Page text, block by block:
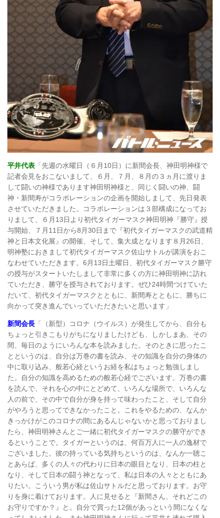
平井代表 「先週の水曜日（６月10日）に新間会長、神田明神様で
記者会見をおこないまして、６月、７月、８月の３ヵ月に渡りま
して闘いの神様であります神田明神様と、同じく闘いの神、闘
神・新間寿がコラボレーションの企画を開始しまして、先日発表
させていただきました。コラボレーションは３部構成になってお
りまして、６月13日より初代タイガーマスク神田明神『勝守』授
与開始、７月11日から8月30日まで『初代タイガーマスクの武道精
神と日本文化展』の開催、そして、集大成となります８月26日、
明神塾におきまして初代タイガーマスク佐山サトルが講演をおこ
なわせていただきます。6月13日土曜日、初代タイガーマスク勝守
の授与がスタートいたしまして非常に多くの方に神田明神に訪れ
ていただき、勝守を授与されております。ぜひ24時間つけていた
だいて、初代タイガーマスクとともに、新間寿とともに、勝ちに
向かって突き進んでいっていただきたいと思います」
新間会長 「（新型）コロナ（ウイルス）が発生してから、自分も
ちょっと引きこもりがちになりましたけども、しかしまあ、その
間、毎日のようにいろんな本を読みました。そのときに思ったこ
とというのは、自分は万巻の書を読み、その知識を自分の身体の
中に取り込み、般若心経というお経を私はちょっと勉強しまし
た。自分の知識を高めるための般若心経でございます。万巻の書
を読んで、それを心の中にとどめて、いろんな場所で、いろんな
人の前で、その中で自分が身を持って味わったこと、そして自分
がやろうと思ってできなかったこと。これをやるための、なんか
きっかけがこのコロナの間にあるんじゃないかと思っておりまし
たら、神田明神さんとご一緒に初代タイガーマスクの勝守ができ
るということで。タイガーというのは、何百万人に一人の逸材で
ございました。彼の持っている気持ちというのは、なんか一聴こ
とあらば、多くの人々の代わりに日本の眼目となり、日本の柱と
なり、そして日本の闘う神となって、私は日本の人々とともにあ
りたい。こういう男が私は佐山サトルだと思っております。お守
りを身に着けております。人に見せると『新間さん、それどこの
お守りですか？』と。自分で買った12個があっという間になくな